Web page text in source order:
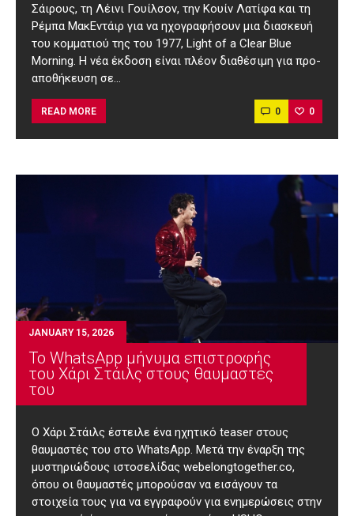
Σάιρους, τη Λέινι Γουίλσον, την Κουίν Λατίφα και τη
Ρέμπα ΜακΕντάιρ για να ηχογραφήσουν μια διασκευή
του κομματιού της του 1977, Light of a Clear Blue
Morning. Η νέα έκδοση είναι πλέον διαθέσιμη για προ-
αποθήκευση σε…
READ MORE 0 0
JANUARY 15, 2026
Το WhatsApp μήνυμα επιστροφής
του Χάρι Στάιλς στους θαυμαστές
του
Ο Χάρι Στάιλς έστειλε ένα ηχητικό teaser στους
θαυμαστές του στο WhatsApp. Μετά την έναρξη της
μυστηριώδους ιστοσελίδας webelongtogether.co,
όπου οι θαυμαστές μπορούσαν να εισάγουν τα
στοιχεία τους για να εγγραφούν για ενημερώσεις στην